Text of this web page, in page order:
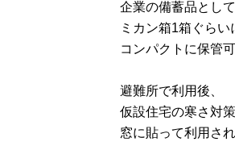
企業の備蓄品として
ミカン箱1箱ぐら
コンパクトに保管
避難所で利用後、
仮設住宅の寒さ対
窓に貼って利用さ